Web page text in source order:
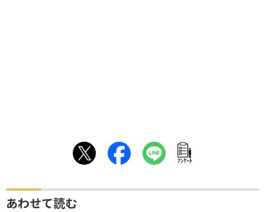
ｱﾝｹｰﾄ
あわせて読む